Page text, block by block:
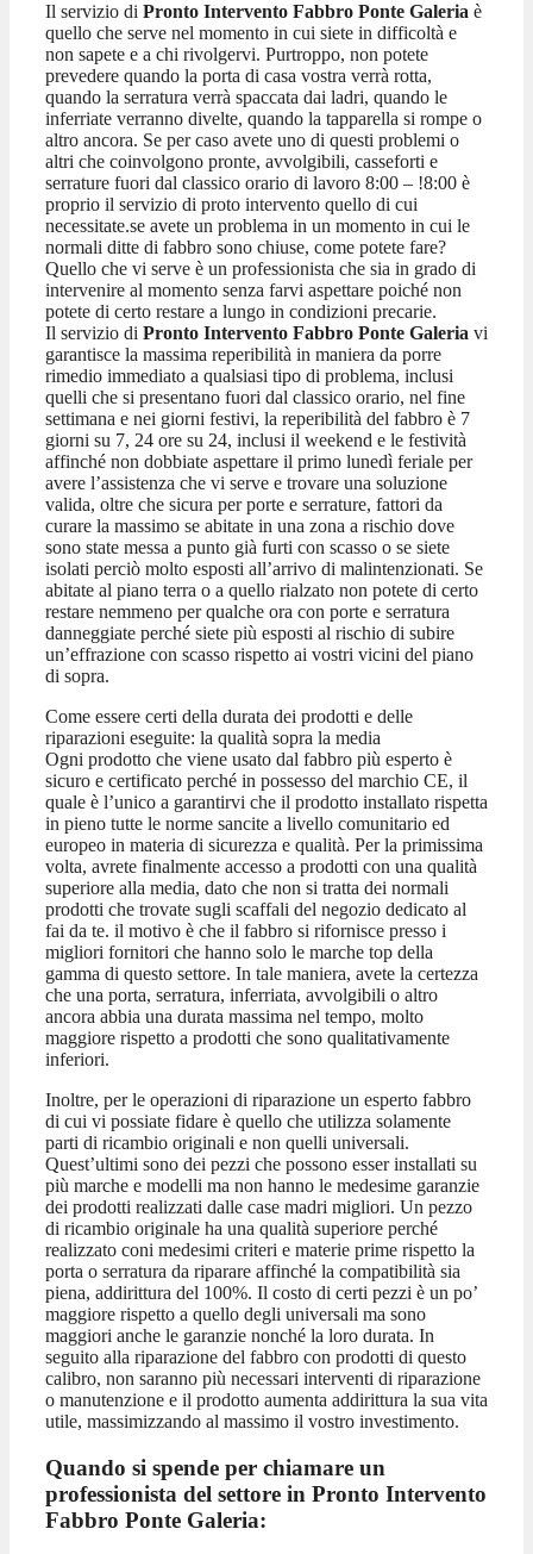
Il servizio di Pronto Intervento Fabbro Ponte Galeria è
quello che serve nel momento in cui siete in difficoltà e
non sapete e a chi rivolgervi. Purtroppo, non potete
prevedere quando la porta di casa vostra verrà rotta,
quando la serratura verrà spaccata dai ladri, quando le
inferriate verranno divelte, quando la tapparella si rompe o
altro ancora. Se per caso avete uno di questi problemi o
altri che coinvolgono pronte, avvolgibili, casseforti e
serrature fuori dal classico orario di lavoro 8:00 – !8:00 è
proprio il servizio di proto intervento quello di cui
necessitate.se avete un problema in un momento in cui le
normali ditte di fabbro sono chiuse, come potete fare?
Quello che vi serve è un professionista che sia in grado di
intervenire al momento senza farvi aspettare poiché non
potete di certo restare a lungo in condizioni precarie.
Il servizio di Pronto Intervento Fabbro Ponte Galeria vi
garantisce la massima reperibilità in maniera da porre
rimedio immediato a qualsiasi tipo di problema, inclusi
quelli che si presentano fuori dal classico orario, nel fine
settimana e nei giorni festivi, la reperibilità del fabbro è 7
giorni su 7, 24 ore su 24, inclusi il weekend e le festività
affinché non dobbiate aspettare il primo lunedì feriale per
avere l’assistenza che vi serve e trovare una soluzione
valida, oltre che sicura per porte e serrature, fattori da
curare la massimo se abitate in una zona a rischio dove
sono state messa a punto già furti con scasso o se siete
isolati perciò molto esposti all’arrivo di malintenzionati. Se
abitate al piano terra o a quello rialzato non potete di certo
restare nemmeno per qualche ora con porte e serratura
danneggiate perché siete più esposti al rischio di subire
un’effrazione con scasso rispetto ai vostri vicini del piano
di sopra.
Come essere certi della durata dei prodotti e delle
riparazioni eseguite: la qualità sopra la media
Ogni prodotto che viene usato dal fabbro più esperto è
sicuro e certificato perché in possesso del marchio CE, il
quale è l’unico a garantirvi che il prodotto installato rispetta
in pieno tutte le norme sancite a livello comunitario ed
europeo in materia di sicurezza e qualità. Per la primissima
volta, avrete finalmente accesso a prodotti con una qualità
superiore alla media, dato che non si tratta dei normali
prodotti che trovate sugli scaffali del negozio dedicato al
fai da te. il motivo è che il fabbro si rifornisce presso i
migliori fornitori che hanno solo le marche top della
gamma di questo settore. In tale maniera, avete la certezza
che una porta, serratura, inferriata, avvolgibili o altro
ancora abbia una durata massima nel tempo, molto
maggiore rispetto a prodotti che sono qualitativamente
inferiori.
Inoltre, per le operazioni di riparazione un esperto fabbro
di cui vi possiate fidare è quello che utilizza solamente
parti di ricambio originali e non quelli universali.
Quest’ultimi sono dei pezzi che possono esser installati su
più marche e modelli ma non hanno le medesime garanzie
dei prodotti realizzati dalle case madri migliori. Un pezzo
di ricambio originale ha una qualità superiore perché
realizzato coni medesimi criteri e materie prime rispetto la
porta o serratura da riparare affinché la compatibilità sia
piena, addirittura del 100%. Il costo di certi pezzi è un po’
maggiore rispetto a quello degli universali ma sono
maggiori anche le garanzie nonché la loro durata. In
seguito alla riparazione del fabbro con prodotti di questo
calibro, non saranno più necessari interventi di riparazione
o manutenzione e il prodotto aumenta addirittura la sua vita
utile, massimizzando al massimo il vostro investimento.
Quando si spende per chiamare un
professionista del settore in Pronto Intervento
Fabbro Ponte Galeria: